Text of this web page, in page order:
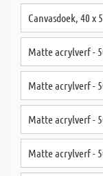
Canvasdoek, 40 x
Matte acrylverf -
Matte acrylverf -
Matte acrylverf -
Matte acrylverf -